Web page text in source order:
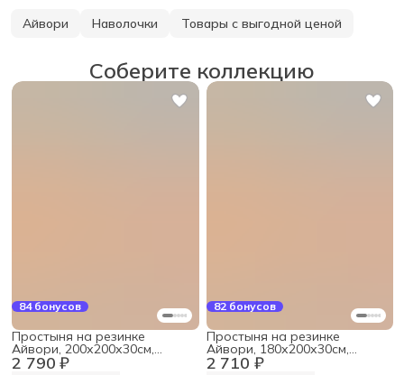
Айвори Наволочки Товары с выгодной ценой
Соберите коллекцию
84 бонусов
2 790 ₽
Простыня на резинке
Айвори, 200х200х30см,
мако-сатин
82 бонусов
2 710 ₽
Простыня на резинке
Айвори, 180х200х30см,
мако-сатин